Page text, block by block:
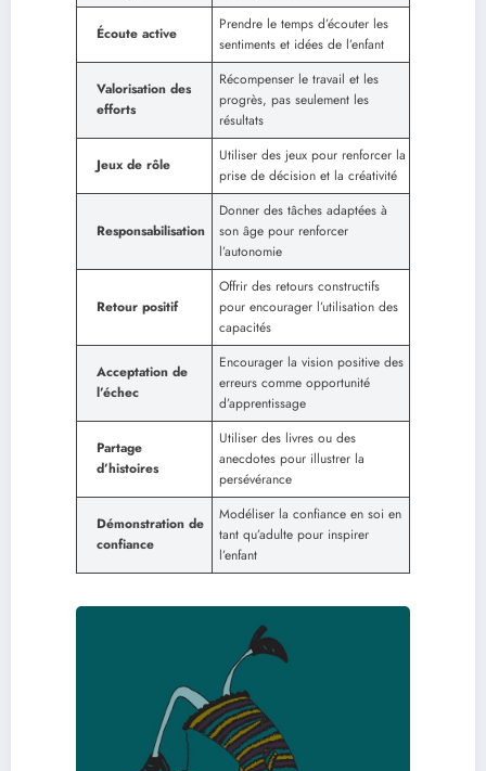
Écoute active
Prendre le temps d’écouter les
sentiments et idées de l’enfant
Valorisation des
efforts
Récompenser le travail et les
progrès, pas seulement les
résultats
Jeux de rôle
Utiliser des jeux pour renforcer la
prise de décision et la créativité
Responsabilisation
Donner des tâches adaptées à
son âge pour renforcer
l’autonomie
Retour positif
Offrir des retours constructifs
pour encourager l’utilisation des
capacités
Acceptation de
l’échec
Encourager la vision positive des
erreurs comme opportunité
d’apprentissage
Partage
d’histoires
Utiliser des livres ou des
anecdotes pour illustrer la
persévérance
Démonstration de
confiance
Modéliser la confiance en soi en
tant qu’adulte pour inspirer
l’enfant